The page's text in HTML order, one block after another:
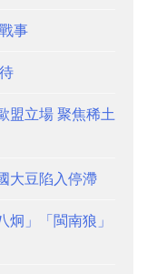
事
盟立場 聚焦稀土
大豆陷入停滯
」「閩南狼」